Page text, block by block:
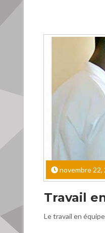
novembre 22,
Travail
Le travail en